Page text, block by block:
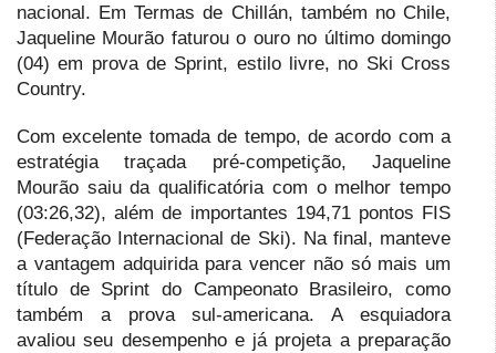
nacional. Em Termas de Chillán, também no Chile,
Jaqueline Mourão faturou o ouro no último domingo
(04) em prova de Sprint, estilo livre, no Ski Cross
Country.
Com excelente tomada de tempo, de acordo com a
estratégia traçada pré-competição, Jaqueline
Mourão saiu da qualificatória com o melhor tempo
(03:26,32), além de importantes 194,71 pontos FIS
(Federação Internacional de Ski). Na final, manteve
a vantagem adquirida para vencer não só mais um
título de Sprint do Campeonato Brasileiro, como
também a prova sul-americana. A esquiadora
avaliou seu desempenho e já projeta a preparação